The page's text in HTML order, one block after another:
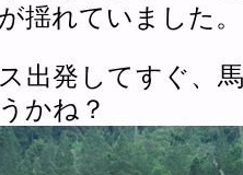
揺れていました。
出発してすぐ、
かね？